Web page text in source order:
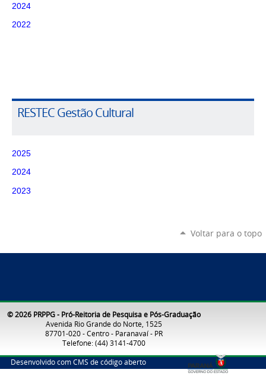
2024
2022
RESTEC Gestão Cultural
2025
2024
2023
Voltar para o topo
© 2026 PRPPG - Pró-Reitoria de Pesquisa e Pós-Graduação
Avenida Rio Grande do Norte, 1525
87701-020 - Centro - Paranavaí - PR
Telefone: (44) 3141-4700
Desenvolvido com CMS de código aberto